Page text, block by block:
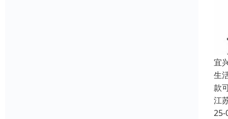
宜
生
款
江
25-